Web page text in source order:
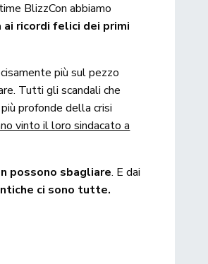
BlizzCon abbiamo
ricordi felici dei primi
più sul pezzo
Tutti gli scandali che
profonde della crisi
vinto il loro sindacato a
possono sbagliare. E dai
ci sono tutte.